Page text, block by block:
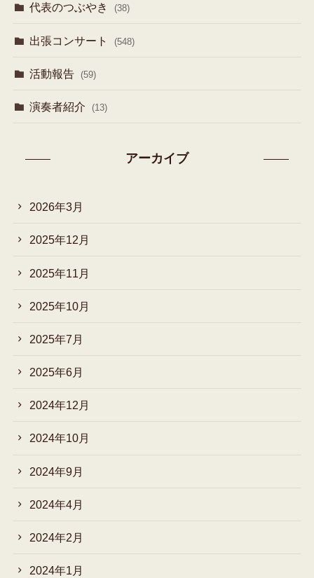
代表のつぶやき (38)
出張コンサート (548)
活動報告 (59)
演奏者紹介 (13)
アーカイブ
2026年3月
2025年12月
2025年11月
2025年10月
2025年7月
2025年6月
2024年12月
2024年10月
2024年9月
2024年4月
2024年2月
2024年1月